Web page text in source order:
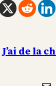
J’ai de la